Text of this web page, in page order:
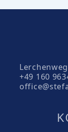
+49 160